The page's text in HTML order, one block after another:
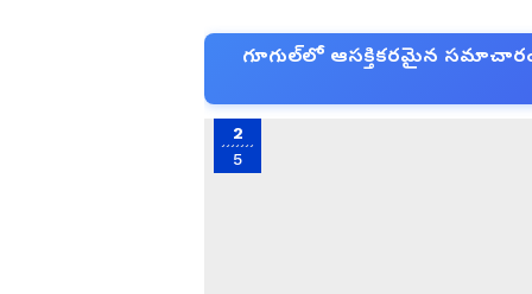
గూగుల్‌లో ఆసక్తికరమైన
2
5